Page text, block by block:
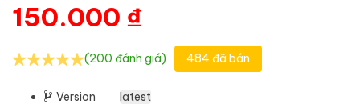
150.000 ₫
(200 đánh giá) 484 đã bán
Version latest